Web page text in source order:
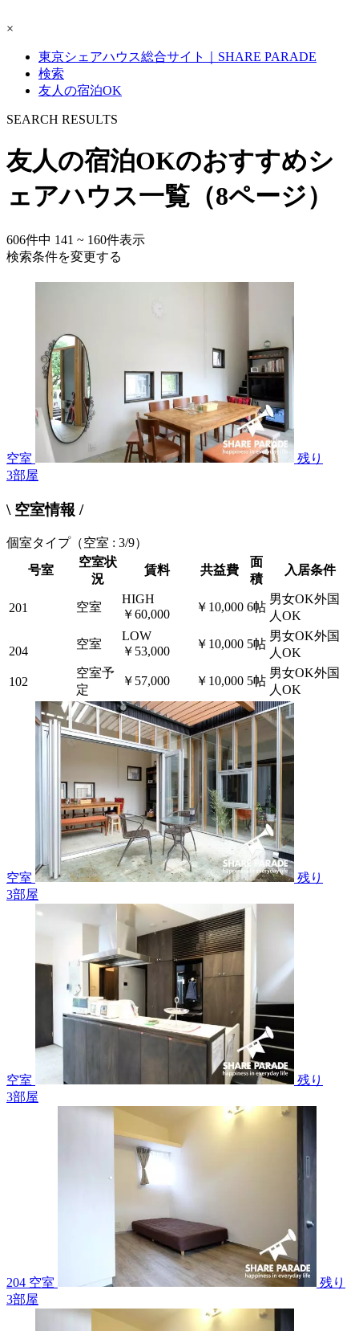
×
東京シェアハウス総合サイト｜SHARE PARADE
検索
友人の宿泊OK
SEARCH RESULTS
友人の宿泊OKのおすすめシ
ェアハウス一覧（8ページ）
606件中 141 ~ 160件表示
検索条件を変更する
空室
残り
3部屋
\ 空室情報 /
個室タイプ（空室 : 3/9）
号室
空室状
況
賃料 共益費
面
積
入居条件
201 空室
HIGH
￥60,000
￥10,000 6帖
男女OK外国
人OK
204
空室
LOW
￥53,000
￥10,000 5帖
男女OK外国
人OK
102
空室予
定
￥57,000 ￥10,000 5帖
男女OK外国
人OK
空室
残り
3部屋
空室
残り
3部屋
204 空室
残り
3部屋